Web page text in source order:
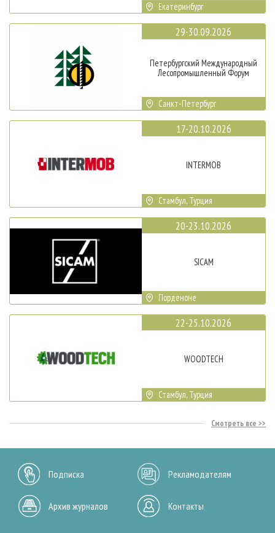
Екатеринбург
29-30.09.2026
Петербургский Международный
Лесопромышленный Форум
Санкт-Петербург
17-20.10.2026
INTERMOB
Стамбул, Турция
20-23.10.2026
SICAM
Порденоне
22-25.10.2026
WOODTECH
Стамбул, Турция
Смотреть все
Подписка Рекламодателям
Архив журналов Контакты